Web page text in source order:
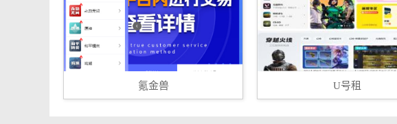
氪金兽 U号租